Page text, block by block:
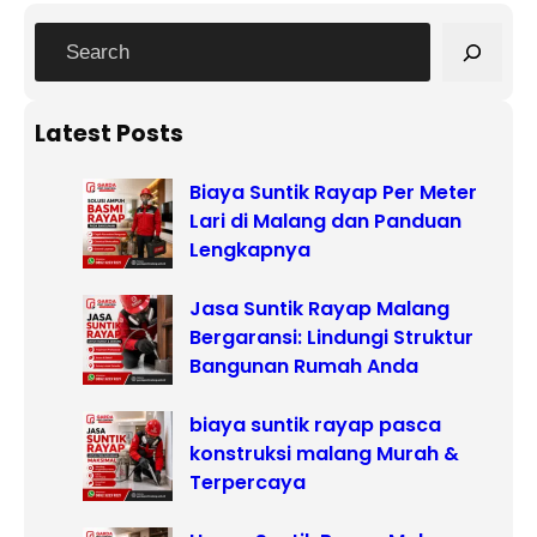
rLatest Posts
Biaya Suntik Rayap Per Meter
Lari di Malang dan Panduan
Lengkapnya
Jasa Suntik Rayap Malang
Bergaransi: Lindungi Struktur
Bangunan Rumah Anda
biaya suntik rayap pasca
konstruksi malang Murah &
Terpercaya